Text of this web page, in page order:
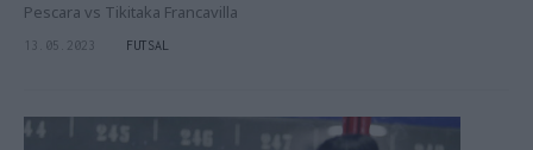
Pescara vs Tikitaka Francavilla
13.05.2023 FUTSAL